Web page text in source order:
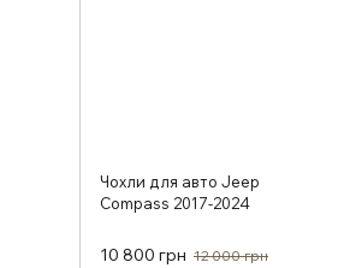
Чохли для авто Jeep
Compass 2017-2024
10 800 грн 12 000 грн